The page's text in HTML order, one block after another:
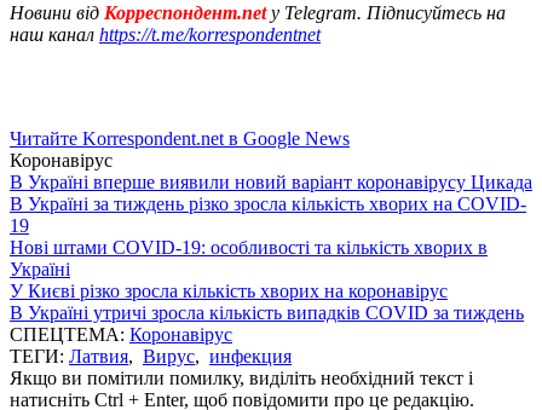
Новини від Корреспондент.netу Telegram. Підписуйтесь на
наш канал https://t.me/korrespondentnet
Читайте Korrespondent.net в Google News
Коронавірус
В Україні вперше виявили новий варіант коронавірусу Цикада
В Україні за тиждень різко зросла кількість хворих на COVID-
19
Нові штами COVID-19: особливості та кількість хворих в
Україні
У Києві різко зросла кількість хворих на коронавірус
В Україні утричі зросла кількість випадків COVID за тиждень
СПЕЦТЕМА: Коронавірус
ТЕГИ: Латвия, Вирус, инфекция
Якщо ви помітили помилку, виділіть необхідний текст і
натисніть Ctrl + Enter, щоб повідомити про це редакцію.